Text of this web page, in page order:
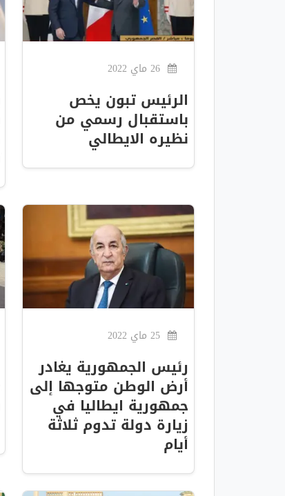
الرئيس تبون يخص
باستقبال رسمي من
نظيره الايطالي
رئيس الجمهورية يغادر
أرض الوطن متوجها إلى
جمهورية ايطاليا في
زيارة دولة تدوم ثلاثة
أيام